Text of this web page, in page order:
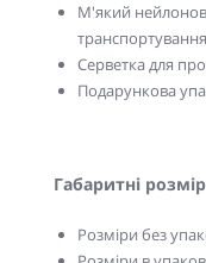
М'який
транспортування
Серветка для
Подарункова
Габаритні
Розміри без